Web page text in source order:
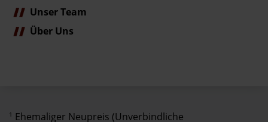
Unser Team
Über Uns
1 Ehemaliger Neupreis (Unverbindliche